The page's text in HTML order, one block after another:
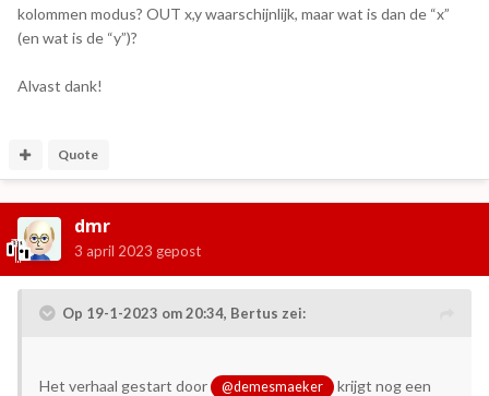
kolommen modus? OUT x,y waarschijnlijk, maar wat is dan de “x”
(en wat is de “y”)?
Alvast dank!
Quote
dmr
3 april 2023 gepost
Op 19-1-2023 om 20:34, Bertus zei:
Het verhaal gestart door @demesmaeker
krijgt nog een